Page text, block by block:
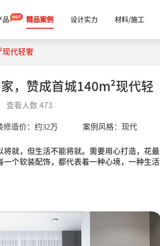
品 精品案例 设计实力 材料/施工
现代轻奢
，赞成首城140m²现代轻
查看人数 473
修造价：约32万 案例风格： 现代
就，但生活不能将就。需要用心打造，花最
个软装配饰，都代表着一种心境，一种生活